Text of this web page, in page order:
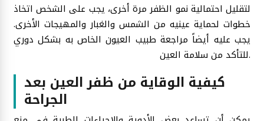
لتقليل احتمالية نمو الظفر مرة أخرى، يجب على الشخص اتخاذ
خطوات لحماية عينيه من الشمس والغبار والمهيجات الأخرى.
يجب عليه أيضاً مراجعة طبيب العيون الخاص به بشكل دوري
للتأكد من سلامة العين.
كيفية الوقاية من ظفر العين بعد
الجراحة